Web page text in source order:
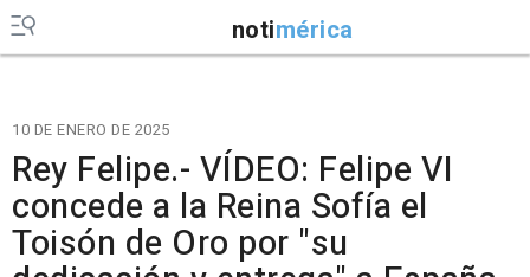
notimérica
10 DE ENERO DE 2025
Rey Felipe.- VÍDEO: Felipe VI
concede a la Reina Sofía el
Toisón de Oro por "su